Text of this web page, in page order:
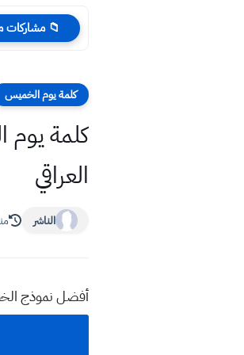
📁 مشاركات
كلمة يوم الخميس
كلمة يوم
العراقي
الناشر
أفضل نموذج